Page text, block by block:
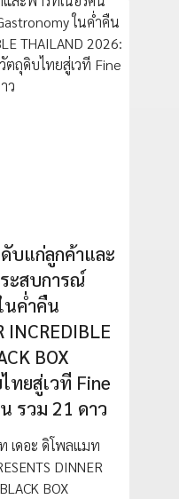
บแก่ลูกค้าและ
ะสบการณ์
นค่ำคืน
INCREDIBLE
BOX
ทยสู่เวที Fine
รวม 21 ดาว
เดอะ ดิโพลแมท
DINNER
BOX